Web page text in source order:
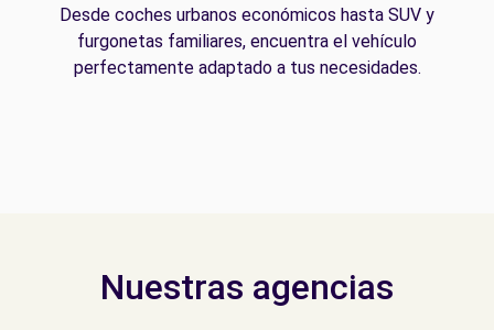
Desde coches urbanos económicos hasta SUV y
furgonetas familiares, encuentra el vehículo
perfectamente adaptado a tus necesidades.
Nuestras agencias